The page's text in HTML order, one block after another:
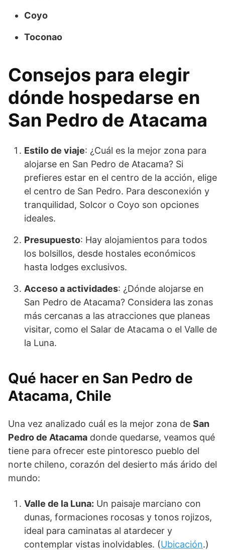
Coyo
Toconao
Consejos para elegir
dónde hospedarse en
San Pedro de Atacama
Estilo de viaje: ¿Cuál es la mejor zona para
alojarse en San Pedro de Atacama? Si
prefieres estar en el centro de la acción, elige
el centro de San Pedro. Para desconexión y
tranquilidad, Solcor o Coyo son opciones
ideales.
Presupuesto: Hay alojamientos para todos
los bolsillos, desde hostales económicos
hasta lodges exclusivos.
Acceso a actividades: ¿Dónde alojarse en
San Pedro de Atacama? Considera las zonas
más cercanas a las atracciones que planeas
visitar, como el Salar de Atacama o el Valle de
la Luna.
Qué hacer en San Pedro de
Atacama, Chile
Una vez analizado cuál es la mejor zona de San
Pedro de Atacama donde quedarse, veamos qué
tiene para ofrecer este pintoresco pueblo del
norte chileno, corazón del desierto más árido del
mundo:
Valle de la Luna: Un paisaje marciano con
dunas, formaciones rocosas y tonos rojizos,
ideal para caminatas al atardecer y
contemplar vistas inolvidables. (Ubicación.)